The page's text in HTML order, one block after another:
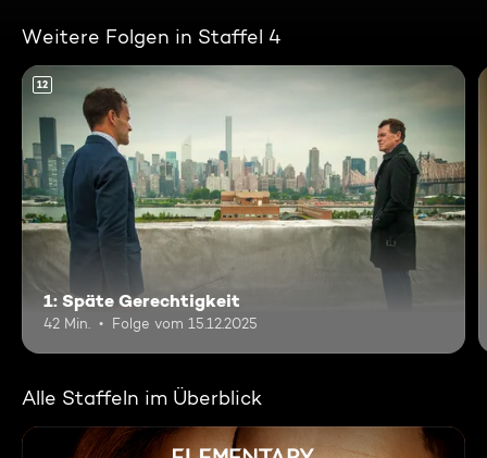
Weitere Folgen in Staffel 4
12
1: Späte Gerechtigkeit
42 Min. Folge vom 15.12.2025
Alle Staffeln im Überblick